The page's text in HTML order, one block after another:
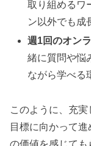
取り組めるワ
ン以外でも成
週1回のオン
緒に質問や悩
ながら学べる
このように、充
目標に向かって
の価値を感じても